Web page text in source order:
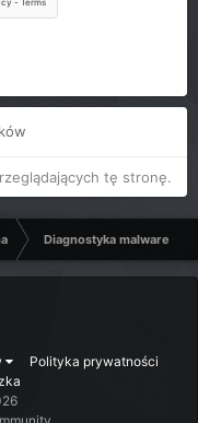
tę stronę.
Diagnostyka malware -
Polityka prywatności